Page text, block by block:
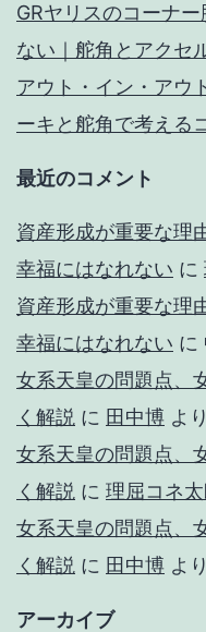
GRヤリスのコーナ
ない｜舵角とアクセ
アウト・イン・アウ
ーキと舵角で考える
最近のコメント
資産形成が重要な理
幸福にはなれない に
資産形成が重要な理
幸福にはなれない に
女系天皇の問題点、
く解説 に 田中博 より
女系天皇の問題点、
く解説 に 理屈コネ
女系天皇の問題点、
く解説 に 田中博 より
アーカイブ